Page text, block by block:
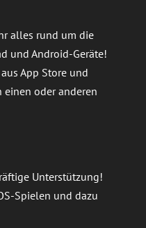
alles rund um die
und Android-Geräte!
App Store und
einen oder anderen
Unterstützung!
Spielen und dazu